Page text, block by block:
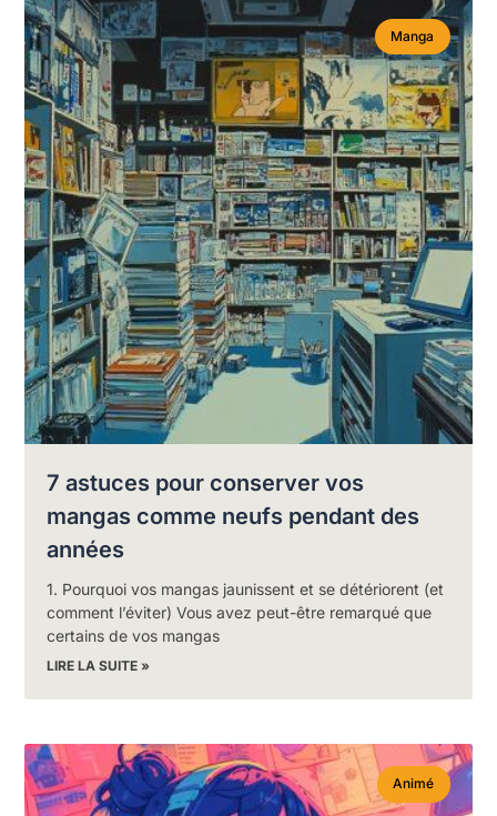
Manga
7 astuces pour conserver vos
mangas comme neufs pendant des
années
1. Pourquoi vos mangas jaunissent et se détériorent (et
comment l’éviter) Vous avez peut-être remarqué que
certains de vos mangas
LIRE LA SUITE »
Animé